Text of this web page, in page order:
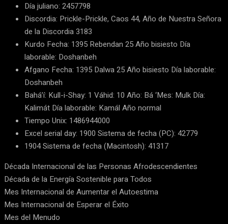
Día juliano: 2457798
Discordia: Prickle-Prickle, Caos 44, Año de Nuestra Señora
de la Discordia 3183
Kurdo Fecha: 1395 Rebendan 25 Año bisiesto Día
laborable: Doshanbeh
Afgano Fecha: 1395 Dalwa 25 Año bisiesto Día laborable:
Doshanbeh
Bahá’í: Kull-i-Shay: 1 Váhid: 10 Año: Bá ‘Mes: Mulk Día:
Kalimát Día laborable: Kamál Año normal
Tiempo Unix: 1486944000
Excel serial day: 1900 Sistema de fecha (PC): 42779
1904 Sistema de fecha (Macintosh): 41317
Década Internacional de las Personas Afrodescendientes
Década de la Energía Sostenible para Todos
Mes Internacional de Aumentar el Autoestima
Mes Internacional de Esperar el Éxito
Mes del Menudo